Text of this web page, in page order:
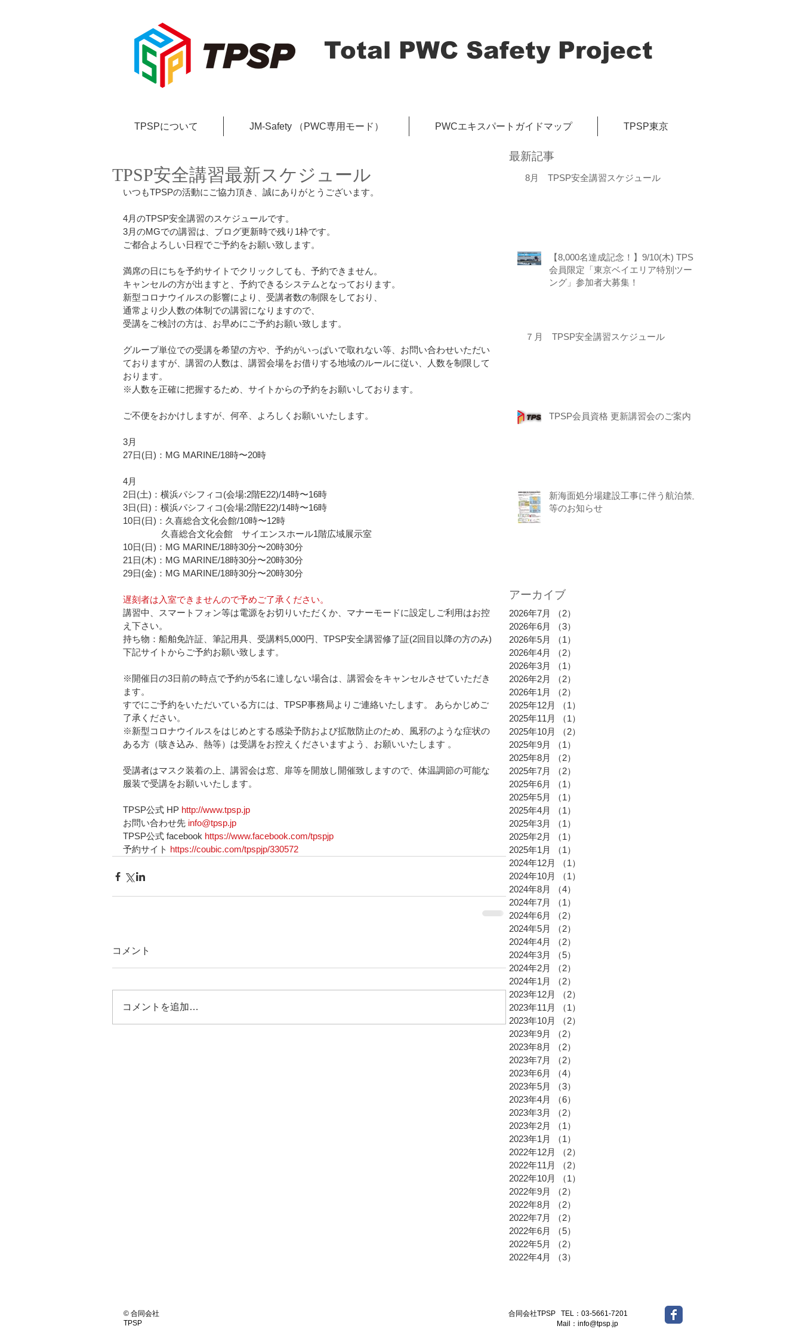
Total PWC Safety Project
TPSPについて JM-Safety （PWC専用モード） PWCエキスパートガイドマップ TPSP東京
TPSP安全講習最新スケジュール
いつもTPSPの活動にご協力頂き、誠にありがとうございます。
4月のTPSP安全講習のスケジュールです。
3月のMGでの講習は、ブログ更新時で残り1枠です。
ご都合よろしい日程でご予約をお願い致します。
満席の日にちを予約サイトでクリックしても、予約できません。
キャンセルの方が出ますと、予約できるシステムとなっております。
新型コロナウイルスの影響により、受講者数の制限をしており、
通常より少人数の体制での講習になりますので、
受講をご検討の方は、お早めにご予約お願い致します。
グループ単位での受講を希望の方や、予約がいっぱいで取れない等、お問い合わせいただい
ておりますが、講習の人数は、講習会場をお借りする地域のルールに従い、人数を制限して
おります。
※人数を正確に把握するため、サイトからの予約をお願いしております。
ご不便をおかけしますが、何卒、よろしくお願いいたします。
3月
27日(日)：MG MARINE/18時〜20時
4月
2日(土)：横浜パシフィコ(会場:2階E22)/14時〜16時
3日(​日)：横浜パシフィコ(会場:2階E22)/14時〜16時
10日(日)：久喜総合文化会館/10時〜12時
久喜総合文化会館　サイエンスホール1階広域展示室
10日(日)：MG MARINE/18時30分〜20時30分
21日(木)：MG MARINE/18時30分〜20時30分
29日(金)：MG MARINE/18時30分〜20時30分
遅刻者は入室できませんので予めご了承ください。
講習中、スマートフォン等は電源をお切りいただくか、マナーモードに設定しご利用はお控
え下さい。
持ち物：船舶免許証、筆記用具、受講料5,000円、TPSP安全講習修了証(2回目以降の方のみ)
下記サイトからご予約お願い致します。
※開催日の3日前の時点で予約が5名に達しない場合は、講習会をキャンセルさせていただき
ます。
すでにご予約をいただいている方には、TPSP事務局よりご連絡いたします。 あらかじめご
了承ください。
※新型コロナウイルスをはじめとする感染予防および拡散防止のため、風邪のような症状の
ある方（咳き込み、熱等）は受講をお控えくださいますよう、お願いいたします 。
受講者はマスク装着の上、講習会は窓、扉等を開放し開催致しますので、体温調節の可能な
服装で受講をお願いいたします。
TPSP公式 HP http://www.tpsp.jp
お問い合わせ先 info@tpsp.jp
TPSP公式 facebook https://www.facebook.com/tpspjp
予約サイト https://coubic.com/tpspjp/330572
コメント
コメントを追加…
最新記事
8月 TPSP安全講習スケジュール
【8,000名達成記念！】9/10(木) TPSP
会員限定「東京ベイエリア特別ツーリ
ング」参加者大募集！
７月 TPSP安全講習スケジュール
TPSP会員資格 更新講習会のご案内
新海面処分場建設工事に伴う航泊禁止
等のお知らせ
アーカイブ
2026年7月 （2）
2026年6月
（3）
2026年5月
（1）
2026年4月
（2）
2026年3月
（1）
2026年2月
（2）
2026年1月
（2）
2025年12月
（1）
2025年11月
（1）
2025年10月
（2）
2025年9月
（1）
2025年8月
（2）
2025年7月
（2）
2025年6月
（1）
2025年5月
（1）
2025年4月
（1）
2025年3月
（1）
2025年2月
（1）
2025年1月
（1）
2024年12月
（1）
2024年10月
（1）
2024年8月
（4）
2024年7月
（1）
2024年6月
（2）
2024年5月
（2）
2024年4月
（2）
2024年3月
（5）
2024年2月
（2）
2024年1月
（2）
2023年12月
（2）
2023年11月
（1）
2023年10月
（2）
2023年9月
（2）
2023年8月
（2）
2023年7月
（2）
2023年6月
（4）
2023年5月
（3）
2023年4月
（6）
2023年3月
（2）
2023年2月
（1）
2023年1月
（1）
2022年12月
（2）
2022年11月
（2）
2022年10月
（1）
2022年9月
（2）
2022年8月
（2）
2022年7月
（2）
2022年6月
（5）
2022年5月
（2）
2022年4月
（3）
© 合同会社
TPSP
合同会社TPSP TEL：03-5661-7201
Mail： info@tpsp.jp